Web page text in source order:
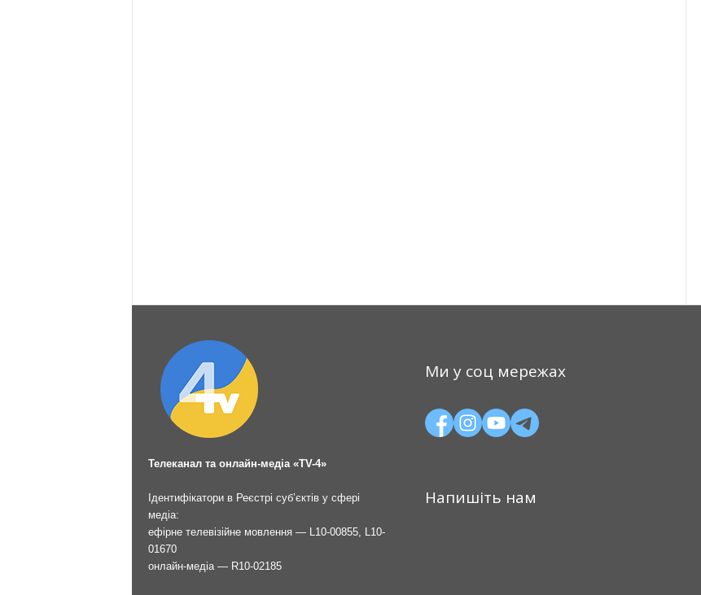
Телеканал та онлайн-медіа «TV-4»
Ідентифікатори в Реєстрі суб’єктів у сфері
медіа:
ефірне телевізійне мовлення — L10-00855, L10-
01670
онлайн-медіа — R10-02185
Ми у соц мережах
Напишіть нам